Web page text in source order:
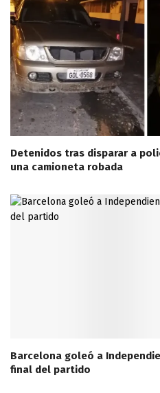
Detenidos tras disparar a
una camioneta robada
Barcelona goleó a
final del partido